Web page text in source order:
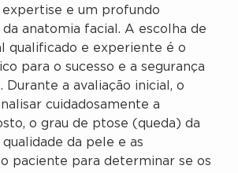
expertise e um profundo
anatomia facial. A escolha de
qualificado e experiente é o
para o sucesso e a segurança
a avaliação inicial, o
cuidadosamente a
o grau de ptose (queda) da
da pele e as
paciente para determinar se os